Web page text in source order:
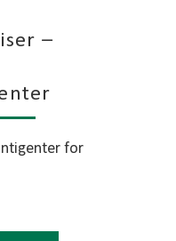
–
for